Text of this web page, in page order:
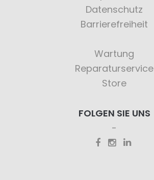
Datenschutz
Barrierefreiheit
Wartung
Reparaturservice
Store
FOLGEN SIE UNS